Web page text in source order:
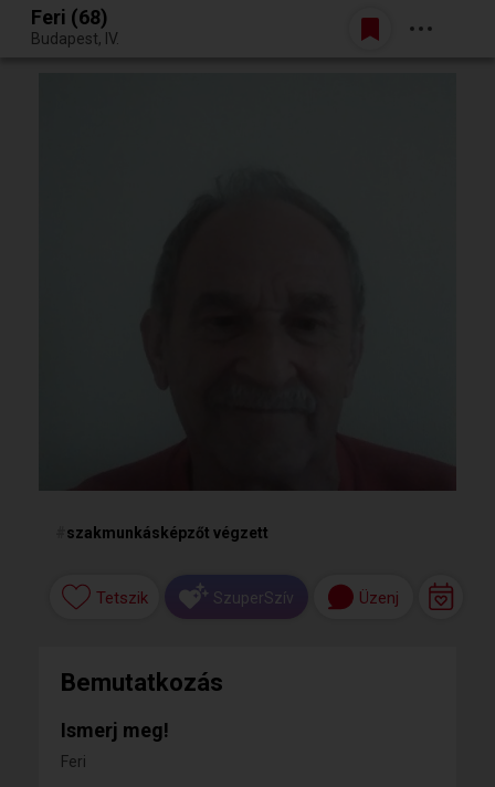
Egy jó randiból bármi lehet.
Belépés
Feri (68)
Budapest, IV.
szakmunkásképzőt végzett
Tetszik SzuperSzív Üzenj
Bemutatkozás
Ismerj meg!
Feri